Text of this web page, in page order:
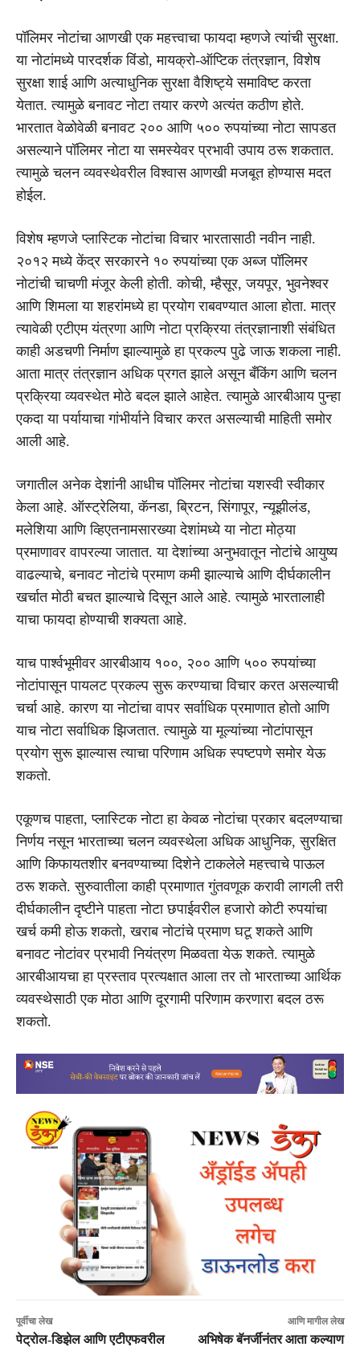
पॉलिमर नोटांचा आणखी एक महत्त्वाचा फायदा म्हणजे त्यांची सुरक्षा.
या नोटांमध्ये पारदर्शक विंडो, मायक्रो-ऑप्टिक तंत्रज्ञान, विशेष
सुरक्षा शाई आणि अत्याधुनिक सुरक्षा वैशिष्ट्ये समाविष्ट करता
येतात. त्यामुळे बनावट नोटा तयार करणे अत्यंत कठीण होते.
भारतात वेळोवेळी बनावट २०० आणि ५०० रुपयांच्या नोटा सापडत
असल्याने पॉलिमर नोटा या समस्येवर प्रभावी उपाय ठरू शकतात.
त्यामुळे चलन व्यवस्थेवरील विश्वास आणखी मजबूत होण्यास मदत
होईल.
विशेष म्हणजे प्लास्टिक नोटांचा विचार भारतासाठी नवीन नाही.
२०१२ मध्ये केंद्र सरकारने १० रुपयांच्या एक अब्ज पॉलिमर
नोटांची चाचणी मंजूर केली होती. कोची, म्हैसूर, जयपूर, भुवनेश्वर
आणि शिमला या शहरांमध्ये हा प्रयोग राबवण्यात आला होता. मात्र
त्यावेळी एटीएम यंत्रणा आणि नोटा प्रक्रिया तंत्रज्ञानाशी संबंधित
काही अडचणी निर्माण झाल्यामुळे हा प्रकल्प पुढे जाऊ शकला नाही.
आता मात्र तंत्रज्ञान अधिक प्रगत झाले असून बँकिंग आणि चलन
प्रक्रिया व्यवस्थेत मोठे बदल झाले आहेत. त्यामुळे आरबीआय पुन्हा
एकदा या पर्यायाचा गांभीर्याने विचार करत असल्याची माहिती समोर
आली आहे.
जगातील अनेक देशांनी आधीच पॉलिमर नोटांचा यशस्वी स्वीकार
केला आहे. ऑस्ट्रेलिया, कॅनडा, ब्रिटन, सिंगापूर, न्यूझीलंड,
मलेशिया आणि व्हिएतनामसारख्या देशांमध्ये या नोटा मोठ्या
प्रमाणावर वापरल्या जातात. या देशांच्या अनुभवातून नोटांचे आयुष्य
वाढल्याचे, बनावट नोटांचे प्रमाण कमी झाल्याचे आणि दीर्घकालीन
खर्चात मोठी बचत झाल्याचे दिसून आले आहे. त्यामुळे भारतालाही
याचा फायदा होण्याची शक्यता आहे.
याच पार्श्वभूमीवर आरबीआय १००, २०० आणि ५०० रुपयांच्या
नोटांपासून पायलट प्रकल्प सुरू करण्याचा विचार करत असल्याची
चर्चा आहे. कारण या नोटांचा वापर सर्वाधिक प्रमाणात होतो आणि
याच नोटा सर्वाधिक झिजतात. त्यामुळे या मूल्यांच्या नोटांपासून
प्रयोग सुरू झाल्यास त्याचा परिणाम अधिक स्पष्टपणे समोर येऊ
शकतो.
एकूणच पाहता, प्लास्टिक नोटा हा केवळ नोटांचा प्रकार बदलण्याचा
निर्णय नसून भारताच्या चलन व्यवस्थेला अधिक आधुनिक, सुरक्षित
आणि किफायतशीर बनवण्याच्या दिशेने टाकलेले महत्त्वाचे पाऊल
ठरू शकते. सुरुवातीला काही प्रमाणात गुंतवणूक करावी लागली तरी
दीर्घकालीन दृष्टीने पाहता नोटा छपाईवरील हजारो कोटी रुपयांचा
खर्च कमी होऊ शकतो, खराब नोटांचे प्रमाण घटू शकते आणि
बनावट नोटांवर प्रभावी नियंत्रण मिळवता येऊ शकते. त्यामुळे
आरबीआयचा हा प्रस्ताव प्रत्यक्षात आला तर तो भारताच्या आर्थिक
व्यवस्थेसाठी एक मोठा आणि दूरगामी परिणाम करणारा बदल ठरू
शकतो.
पूर्वीचा लेख
पेट्रोल-डिझेल आणि एटीएफवरील
आणि मागील लेख
अभिषेक बॅनर्जीनंतर आता कल्याण